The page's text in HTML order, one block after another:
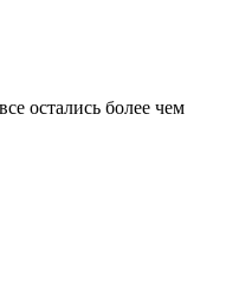
остались более чем